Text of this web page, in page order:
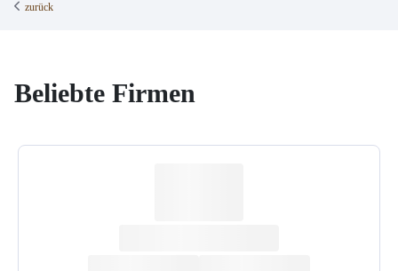
zurück
Beliebte Firmen